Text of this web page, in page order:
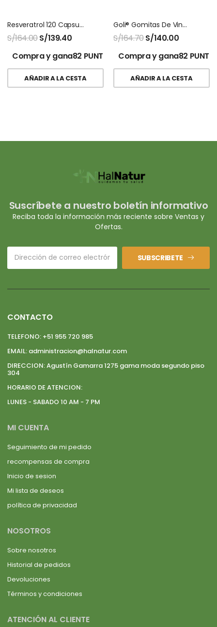
Resveratrol 120 Capsulas Nutricost
S/164.00S/139.40
Compra y gana82 PUNTOS!
AÑADIR A LA CESTA
Goli® Gomitas De Vinagre De Sidra De Manzana – 60 Gomitas
S/164.70S/140.00
Compra y gana82
AÑADIR A LA CESTA
Suscríbete a nuestro boletín informativo
Reciba toda la información más reciente sobre Ventas y
Ofertas.
SUBSCRIBETE
CONTACTO
TELEFONO: +51 955 720 985
EMAIL: administracion@halnatur.com
DIRECCION:Agustín Gamarra 1275 gama moda segundo piso
304
HORARIO DE ATENCION:
LUNES - SABADO 10 AM - 7 PM
MI CUENTA
Seguimiento de mi pedido
recompensas de compra
Inicio de sesion
Mi lista de deseos
política de privacidad
NOSOTROS
Sobre nosotros
Historial de pedidos
Devoluciones
Términos y condiciones
ATENCIÓN AL CLIENTE